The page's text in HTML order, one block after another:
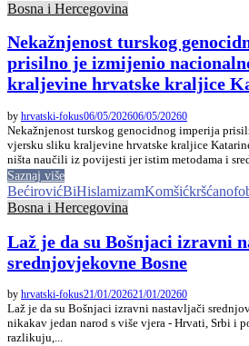
Bosna i Hercegovina
Nekažnjenost turskog
prisilno je izmijenio
kraljevine hrvatske kraljice
by hrvatski-fokus06/05/202606/05/20260
Nekažnjenost turskog genocidnog imperija
vjersku sliku kraljevine hrvatske kraljice
ništa naučili iz povijesti jer istim metodama i
Saznaj više
BećirovićBiHislamizamKomšić
Bosna i Hercegovina
Laž je da su Bošnjaci izravni
srednjovjekovne Bosne
by hrvatski-fokus21/01/202621/01/20260
Laž je da su Bošnjaci izravni nastavljači
nikakav jedan narod s više vjera - Hrvati, Srbi i
razlikuju,...